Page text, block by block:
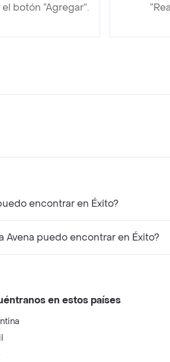
botón “Agregar”.
encontrar en Éxito?
puedo encontrar en Éxito?
en estos países